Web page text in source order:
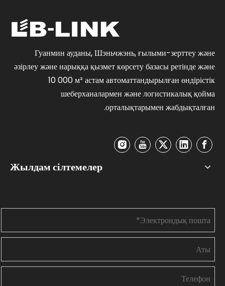
Гуанмин ауданы, Шэньчжэнь, ғылыми-зерттеу және
әзірлеу және нарыққа қызмет көрсету базасы ретінде және
10 000 м² астам автоматтандырылған өндірістік
шеберханалармен және логистикалық қойма
орталықтарымен жабдықталған.
Жылдам сілтемелер